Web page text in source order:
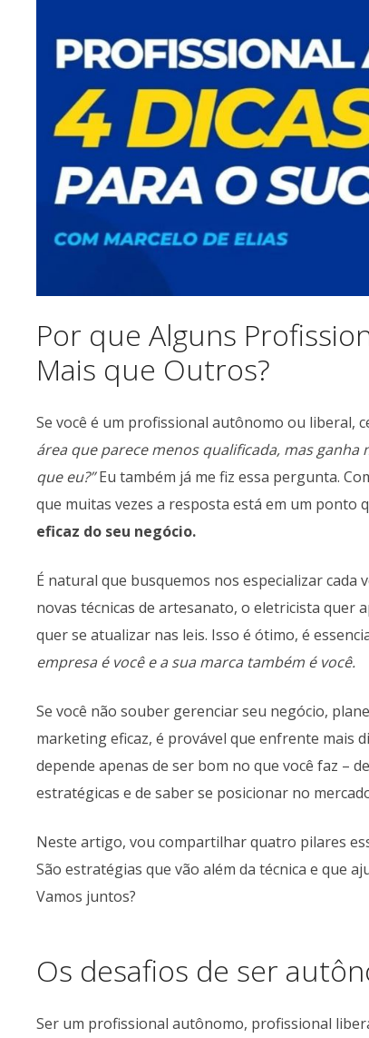
Por que Alguns
Mais que Outros?
Se você é um profissional autônomo ou liberal,
área que parece menos qualificada, mas
que eu?”Eu também já me fiz essa pergunta.
que muitas vezes a resposta está em um ponto
eficaz do seu negócio.
É natural que busquemos nos especializar
novas técnicas de artesanato, o eletricista quer
quer se atualizar nas leis. Isso é ótimo, é
empresa é você e a sua marca também é você.
Se você não souber gerenciar seu negócio,
marketing eficaz, é provável que enfrente mais
depende apenas de ser bom no que você faz –
estratégicas e de saber se posicionar no
Neste artigo, vou compartilhar quatro pilares
São estratégias que vão além da técnica e que
Vamos juntos?
Os desafios de ser
Ser um profissional autônomo, profissional